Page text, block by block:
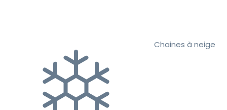
Chaines à neige